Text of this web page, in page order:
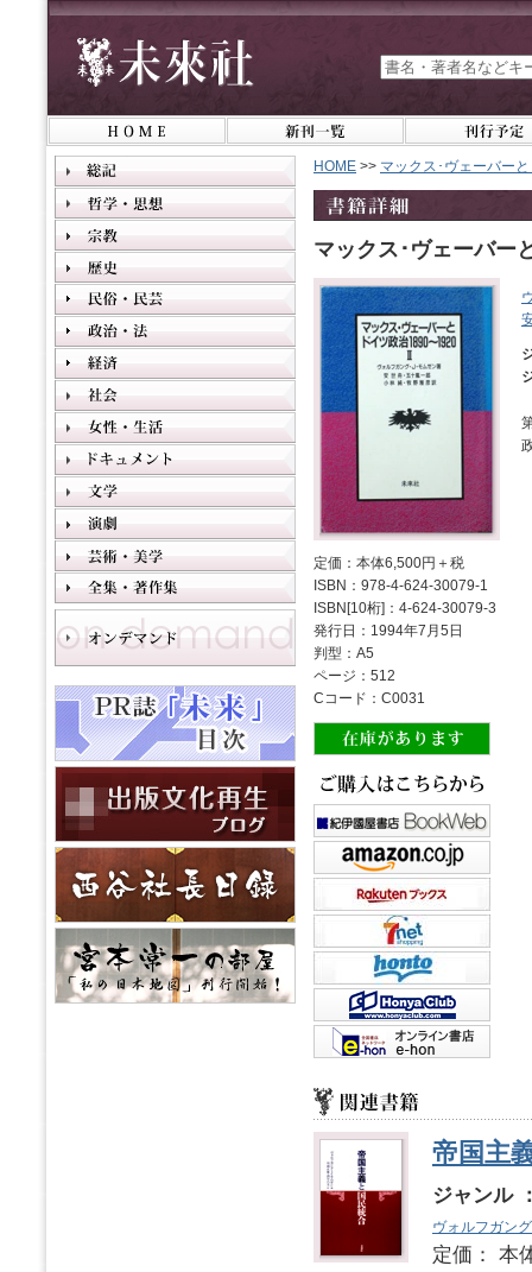
HOME >> マックス･ヴェーバー
マックス･ヴェーバー
定価：本体6,500円＋税
ISBN：978-4-624-30079-1
ISBN[10桁]：4-624-30079-3
発行日：1994年7月5日
判型：A5
ページ：512
Cコード：C0031
帝国主
ジャンル
ヴォルフガン
定価：